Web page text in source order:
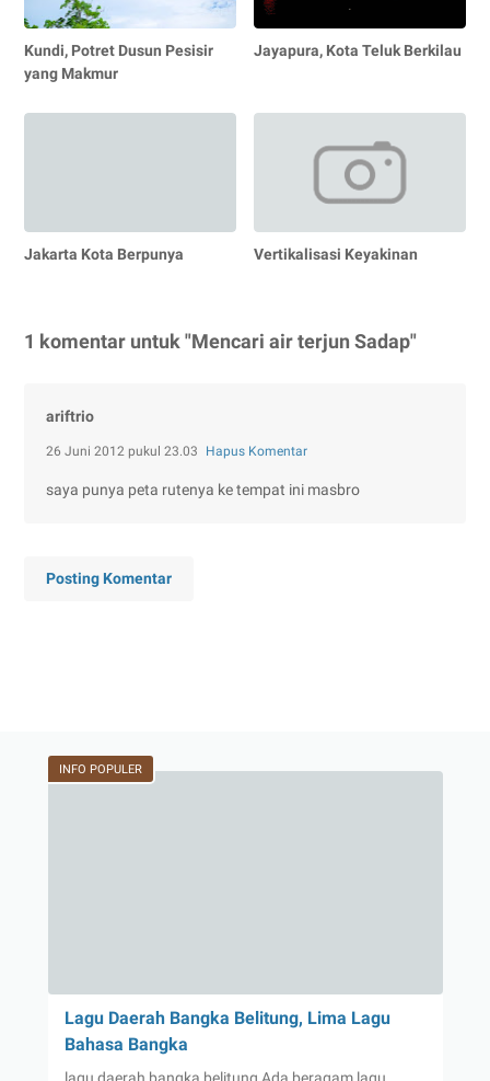
Kundi, Potret Dusun Pesisir
yang Makmur
Jayapura, Kota Teluk Berkilau
Jakarta Kota Berpunya Vertikalisasi Keyakinan
1 komentar untuk "Mencari air terjun Sadap"
ariftrio
26 Juni 2012 pukul 23.03 Hapus Komentar
saya punya peta rutenya ke tempat ini masbro
Posting Komentar
INFO POPULER
Lagu Daerah Bangka Belitung, Lima Lagu
Bahasa Bangka
lagu daerah bangka belitung Ada beragam lagu